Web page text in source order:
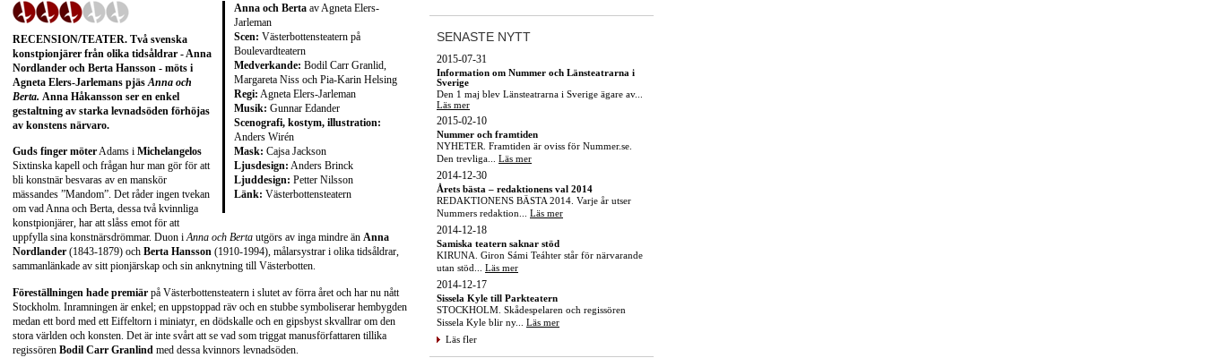
Anna och Berta av Agneta Elers-
Jarleman
Scen: Västerbottensteatern på
Boulevardteatern
Medverkande: Bodil Carr Granlid,
Margareta Niss och Pia-Karin Helsing
Regi: Agneta Elers-Jarleman
Musik: Gunnar Edander
Scenografi, kostym, illustration:
Anders Wirén
Mask: Cajsa Jackson
Ljusdesign: Anders Brinck
Ljuddesign: Petter Nilsson
Länk: Västerbottensteatern
RECENSION/TEATER. Två svenska
konstpionjärer från olika tidsåldrar - Anna
Nordlander och Berta Hansson - möts i
Agneta Elers-Jarlemans pjäsAnna och
Berta. Anna Håkansson ser en enkel
gestaltning av starka levnadsöden förhöjas
av konstens närvaro.
Guds finger möterAdams i Michelangelos
Sixtinska kapell och frågan hur man gör för att
bli konstnär besvaras av en manskör
mässandes ”Mandom”. Det råder ingen tvekan
om vad Anna och Berta, dessa två kvinnliga
konstpionjärer, har att slåss emot för att
uppfylla sina konstnärsdrömmar. Duon iAnna och Berta utgörs av inga mindre än Anna
Nordlander (1843-1879) och Berta Hansson (1910-1994), målarsystrar i olika tidsåldrar,
sammanlänkade av sitt pionjärskap och sin anknytning till Västerbotten.
Föreställningen hade premiär på Västerbottensteatern i slutet av förra året och har nu nått
Stockholm. Inramningen är enkel; en uppstoppad räv och en stubbe symboliserar hembygden
medan ett bord med ett Eiffeltorn i miniatyr, en dödskalle och en gipsbyst skvallrar om den
stora världen och konsten. Det är inte svårt att se vad som triggat manusförfattaren tillika
regissören Bodil Carr Granlind med dessa kvinnors levnadsöden.
SENASTE NYTT
2015-07-31
Information om Nummer och Länsteatrarna i
Sverige
Den 1 maj blev Länsteatrarna i Sverige ägare av...
Läs mer
2015-02-10
Nummer och framtiden
NYHETER. Framtiden är oviss för Nummer.se.
Den trevliga... Läs mer
2014-12-30
Årets bästa – redaktionens val 2014
REDAKTIONENS BÄSTA 2014. Varje år utser
Nummers redaktion... Läs mer
2014-12-18
Samiska teatern saknar stöd
KIRUNA. Giron Sámi Teáhter står för närvarande
utan stöd... Läs mer
2014-12-17
Sissela Kyle till Parkteatern
STOCKHOLM. Skådespelaren och regissören
Sissela Kyle blir ny... Läs mer
Läs fler